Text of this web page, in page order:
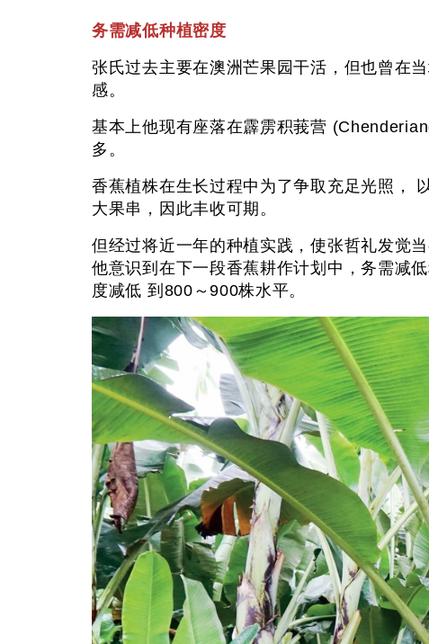
务需减低种植密度
张氏过去主要在澳洲芒果园干活，但也曾在
感。
基本上他现有座落在霹雳积莪营
多。
香蕉植株在生长过程中为了争取充足光照，
大果串，因此丰收可期。
但经过将近一年的种植实践，使张哲礼发觉
他意识到在下一段香蕉耕作计划中，务需减
度减低 到800～900株水平。